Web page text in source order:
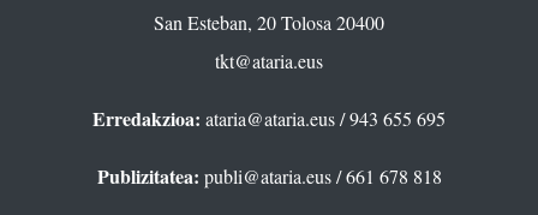
San Esteban, 20 Tolosa 20400
tkt@ataria.eus
Erredakzioa: ataria@ataria.eus/ 943 655 695
Publizitatea: publi@ataria.eus/ 661 678 818